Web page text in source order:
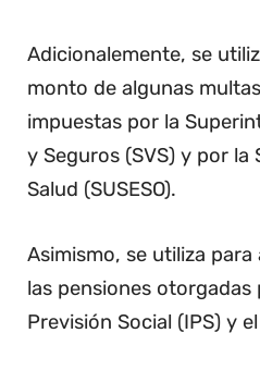
Adicionalemente, se
monto de algunas
impuestas por la
y Seguros (SVS) y por
Salud (SUSESO).
Asimismo, se utiliza
las pensiones
Previsión Social (IPS) y